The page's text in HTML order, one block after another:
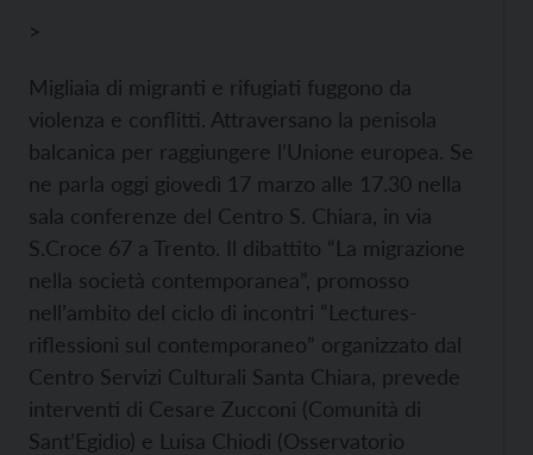
>
Migliaia di migranti e rifugiati fuggono da
violenza e conflitti. Attraversano la penisola
balcanica per raggiungere l’Unione europea. Se
ne parla oggi giovedì 17 marzo alle 17.30 nella
sala conferenze del Centro S. Chiara, in via
S.Croce 67 a Trento. Il dibattito “La migrazione
nella società contemporanea”, promosso
nell’ambito del ciclo di incontri “Lectures-
riflessioni sul contemporaneo” organizzato dal
Centro Servizi Culturali Santa Chiara, prevede
interventi di Cesare Zucconi (Comunità di
Sant’Egidio) e Luisa Chiodi (Osservatorio